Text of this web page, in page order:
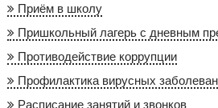
Приём в школу
Пришкольный лагерь с дневным
Противодействие коррупции
Профилактика вирусных
Расписание занятий и звонков